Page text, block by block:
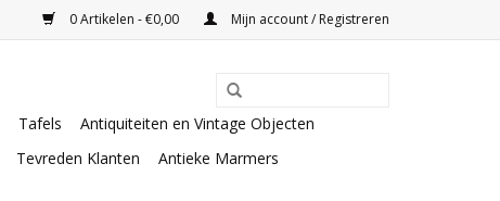
0 Artikelen - €0,00 Mijn account / Registreren
Tafels
Antiquiteiten en Vintage Objecten
Tevreden Klanten
Antieke Marmers